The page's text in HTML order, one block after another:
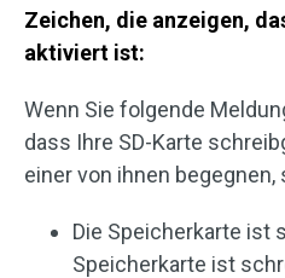
Zeichen, die anzeigen,
aktiviert ist:
Wenn Sie folgende
dass Ihre SD-Karte
einer von ihnen begegnen,
Die Speicherkarte ist
Speicherkarte ist